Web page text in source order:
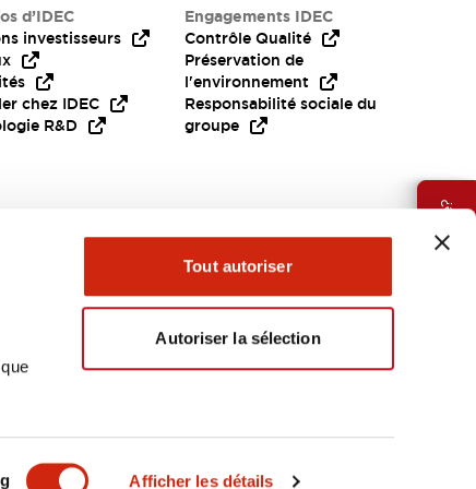
Afficher les détails
Tout autoriser
Autoriser la sélection
Besoin d'aide?
d’IDEC
investisseurs
chez IDEC
R&D
Engagements IDEC
Contrôle Qualité
Préservation de
l'environnement
Responsabilité sociale du
groupe
EMEA